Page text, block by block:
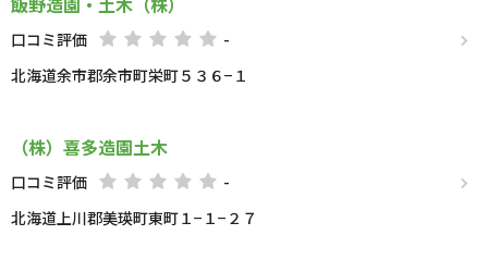
口コミ評価
-
北海道余市郡余市町栄町５３６−１
（株）喜多造園土木
口コミ評価
-
北海道上川郡美瑛町東町１−１−２７